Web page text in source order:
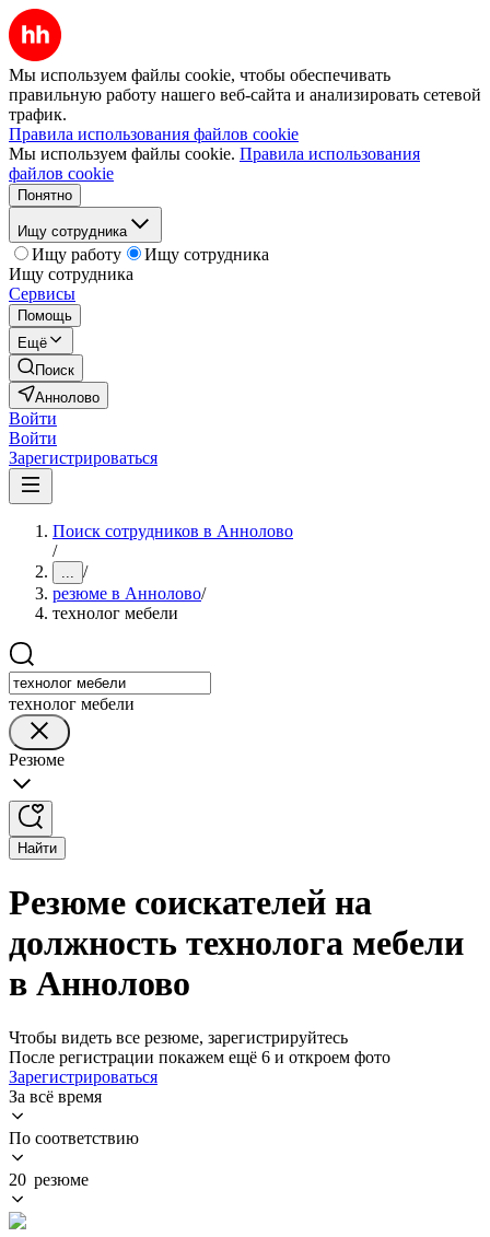
Мы используем файлы cookie, чтобы обеспечивать
правильную работу нашего веб-сайта и анализировать сетевой
трафик.
Правила использования файлов cookie
Мы используем файлы cookie. Правила использования
файлов cookie
Понятно
Ищу сотрудника
Ищу работу
Ищу сотрудника
Ищу сотрудника
Сервисы
Помощь
Ещё
Поиск
Аннолово
Войти
Войти
Зарегистрироваться
Поиск сотрудников в Аннолово
/
... /
резюме в Аннолово/
технолог мебели
технолог мебели
Резюме
Найти
Резюме соискателей на
должность технолога мебели
в Аннолово
Чтобы видеть все резюме, зарегистрируйтесь
После регистрации покажем ещё 6 и откроем фото
Зарегистрироваться
За всё время
По соответствию
20 резюме